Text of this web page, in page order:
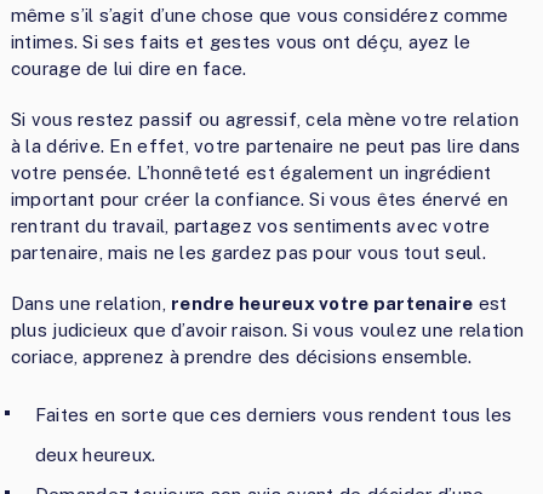
même s’il s’agit d’une chose que vous considérez comme
intimes. Si ses faits et gestes vous ont déçu, ayez le
courage de lui dire en face.
Si vous restez passif ou agressif, cela mène votre relation
à la dérive. En effet, votre partenaire ne peut pas lire dans
votre pensée. L’honnêteté est également un ingrédient
important pour créer la confiance. Si vous êtes énervé en
rentrant du travail, partagez vos sentiments avec votre
partenaire, mais ne les gardez pas pour vous tout seul.
Dans une relation, rendre heureux votre partenaire est
plus judicieux que d’avoir raison. Si vous voulez une relation
coriace, apprenez à prendre des décisions ensemble.
Faites en sorte que ces derniers vous rendent tous les
deux heureux.